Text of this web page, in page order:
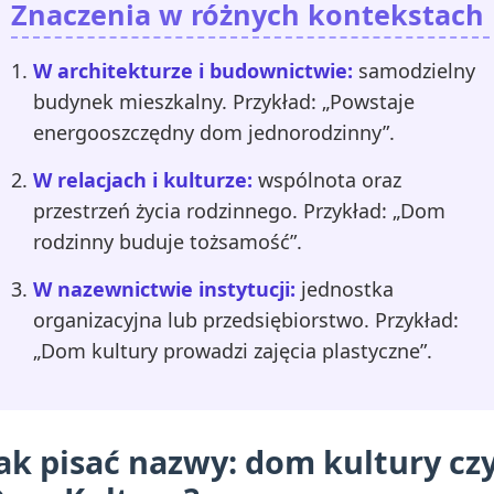
Znaczenia w różnych kontekstach
W architekturze i budownictwie: samodzielny
budynek mieszkalny. Przykład: „Powstaje
energooszczędny dom jednorodzinny”.
W relacjach i kulturze: wspólnota oraz
przestrzeń życia rodzinnego. Przykład: „Dom
rodzinny buduje tożsamość”.
W nazewnictwie instytucji: jednostka
organizacyjna lub przedsiębiorstwo. Przykład:
„Dom kultury prowadzi zajęcia plastyczne”.
pisać nazwy: dom kultury